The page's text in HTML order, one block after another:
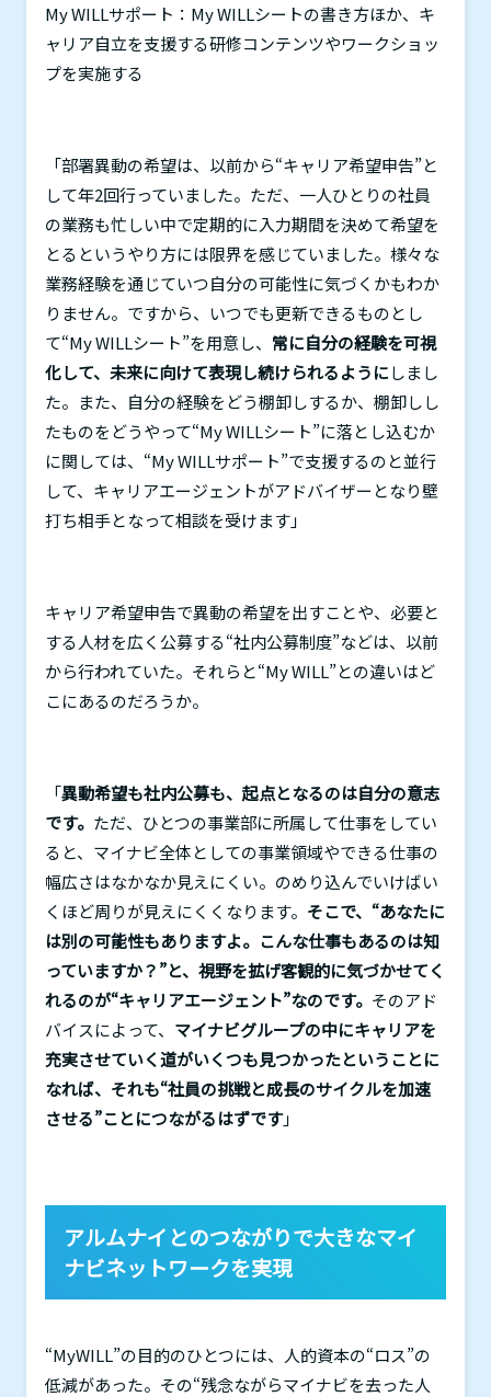
My WILLサポート： My WILLシートの書き方ほか、キ
ャリア自立を支援する研修コンテンツやワークショッ
プを実施する
「部署異動の希望は、以前から“キャリア希望申告”と
して年2回行っていました。ただ、一人ひとりの社員
の業務も忙しい中で定期的に入力期間を決めて希望を
とるというやり方には限界を感じていました。様々な
業務経験を通じていつ自分の可能性に気づくかもわか
りません。ですから、いつでも更新できるものとし
て“My WILLシート”を用意し、 常に自分の経験を可視
化して、未来に向けて表現し続けられるようにしまし
た。また、自分の経験をどう棚卸しするか、棚卸しし
たものをどうやって“My WILLシート”に落とし込むか
に関しては、“My WILLサポート”で支援するのと並行
して、キャリアエージェントがアドバイザーとなり壁
打ち相手となって相談を受けます」
キャリア希望申告で異動の希望を出すことや、必要と
する人材を広く公募する“社内公募制度”などは、以前
から行われていた。それらと“My WILL”との違いはど
こにあるのだろうか。
「異動希望も社内公募も、起点となるのは自分の意志
です。 ただ、ひとつの事業部に所属して仕事をしてい
ると、マイナビ全体としての事業領域やできる仕事の
幅広さはなかなか見えにくい。のめり込んでいけばい
くほど周りが見えにくくなります。 そこで、“あなたに
は別の可能性もありますよ。こんな仕事もあるのは知
っていますか？”と、視野を拡げ客観的に気づかせてく
れるのが“キャリアエージェント”なのです。 そのアド
バイスによって、 マイナビグループの中にキャリアを
充実させていく道がいくつも見つかったということに
なれば、それも“社員の挑戦と成長のサイクルを加速
させる”ことにつながるはずです」
アルムナイとのつながりで大きなマイ
ナビネットワークを実現
“MyWILL”の目的のひとつには、人的資本の“ロス”の
低減があった。その“残念ながらマイナビを去った人